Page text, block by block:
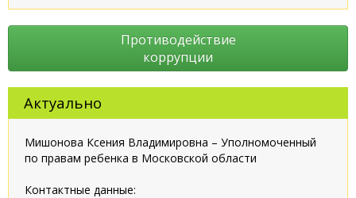
Противодействие
коррупции
Актуально
Мишонова Ксения Владимировна – Уполномоченный
по правам ребенка в Московской области
Контактные данные: